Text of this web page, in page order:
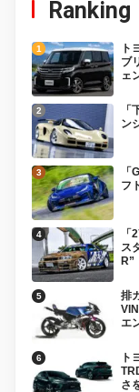
Ranking
ト
ブ
ェ
ン
フ
ス
R”
排
エ
ト
さ